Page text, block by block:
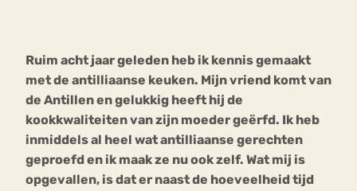
Ruim acht jaar geleden heb ik kennis gemaakt
met de antilliaanse keuken. Mijn vriend komt van
de Antillen en gelukkig heeft hij de
kookkwaliteiten van zijn moeder geërfd. Ik heb
inmiddels al heel wat antilliaanse gerechten
geproefd en ik maak ze nu ook zelf. Wat mij is
opgevallen, is dat er naast de hoeveelheid tijd
Chat
Forum
mia
Nerv
osa
Eetstoornis Anorexia Nervosa
Eetbuien Piekeren Sport
Trauma
Orthorexia
Afvallen Angst